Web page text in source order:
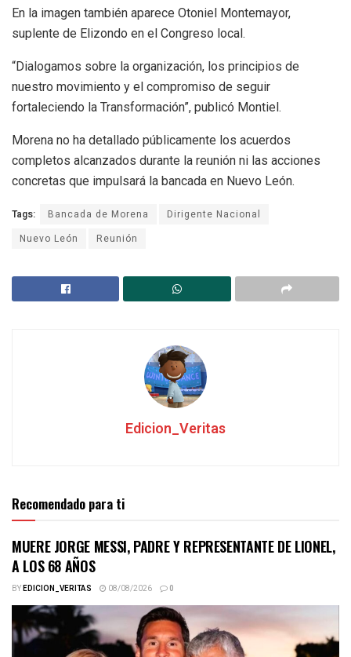
En la imagen también aparece Otoniel Montemayor,
suplente de Elizondo en el Congreso local.
“Dialogamos sobre la organización, los principios de
nuestro movimiento y el compromiso de seguir
fortaleciendo la Transformación”, publicó Montiel.
Morena no ha detallado públicamente los acuerdos
completos alcanzados durante la reunión ni las acciones
concretas que impulsará la bancada en Nuevo León.
Tags: Bancada de Morena
Dirigente Nacional
Nuevo León
Reunión
Edicion_Veritas
Recomendado para ti
MUERE JORGE MESSI, PADRE Y REPRESENTANTE DE LIONEL,
A LOS 68 AÑOS
BYEDICION_VERITAS 08/08/2026 0